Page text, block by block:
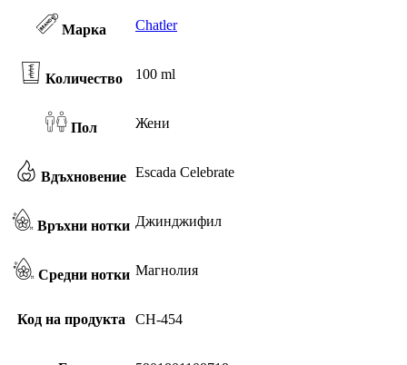
Марка Chatler
Количество 100 ml
Пол Жени
Вдъхновение Escada Celebrate
Връхни нотки Джинджифил
Средни нотки Магнолия
Код на продукта CH-454